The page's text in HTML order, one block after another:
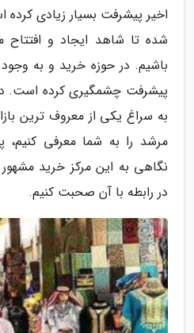
اخیر پیشرفت بسیار زیادی
شده تا شاهد ایجاد و افتتاح
باشیم. در حوزه خرید و به وجود
پیشرفت چشمگیری کرده است.
به سراغ یکی از معروف ترین
مرشد را به شما معرفی کنیم،
نگاهی به این مرکز خرید
در رابطه با آن صحبت کنیم.